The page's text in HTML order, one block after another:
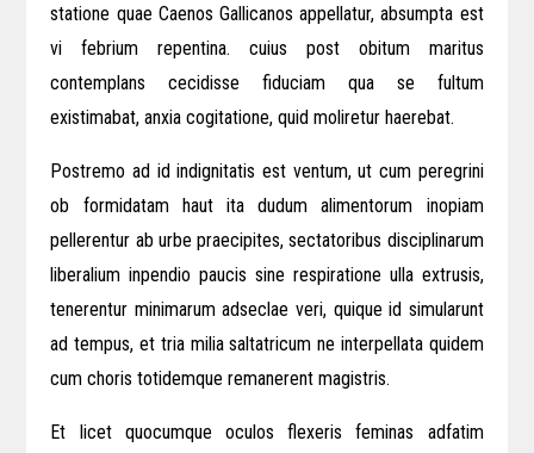
statione quae Caenos Gallicanos appellatur, absumpta est
vi febrium repentina. cuius post obitum maritus
contemplans cecidisse fiduciam qua se fultum
existimabat, anxia cogitatione, quid moliretur haerebat.
Postremo ad id indignitatis est ventum, ut cum peregrini
ob formidatam haut ita dudum alimentorum inopiam
pellerentur ab urbe praecipites, sectatoribus disciplinarum
liberalium inpendio paucis sine respiratione ulla extrusis,
tenerentur minimarum adseclae veri, quique id simularunt
ad tempus, et tria milia saltatricum ne interpellata quidem
cum choris totidemque remanerent magistris.
Et licet quocumque oculos flexeris feminas adfatim